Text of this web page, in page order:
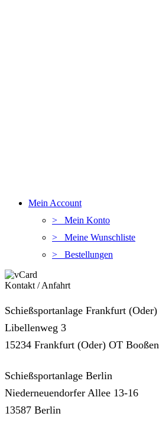
Mein Account
> Mein Konto
> Meine Wunschliste
> Bestellungen
Kontakt / Anfahrt
Schießsportanlage Frankfurt (Oder)
Libellenweg 3
15234 Frankfurt (Oder) OT Booßen
Schießsportanlage Berlin
Niederneuendorfer Allee 13-16
13587 Berlin